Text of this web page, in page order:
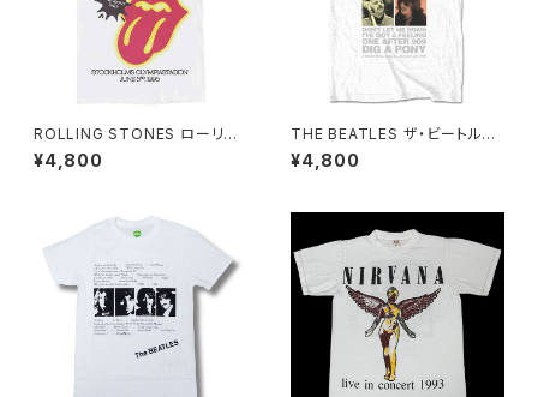
ROLLING STONES ローリン
グ・ストーンズ ストックホルム 1
995 ホワイト 白 メンズ レディ
¥4,800
THE BEATLES ザ・ビートルズ
Tシャツ ホワイト GET BACK 3
SAVILE ROW ロックTシャツ
¥4,800